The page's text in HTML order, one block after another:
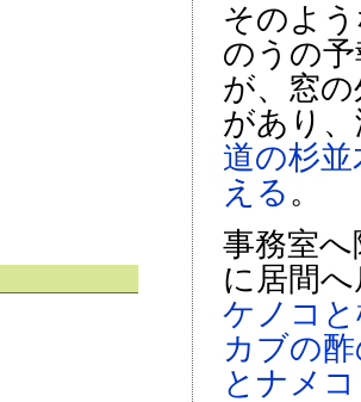
そのよ
のうの
が、窓
があり
道の杉
える 。
事務室
に居間
ケノコ
カブの
とナメ